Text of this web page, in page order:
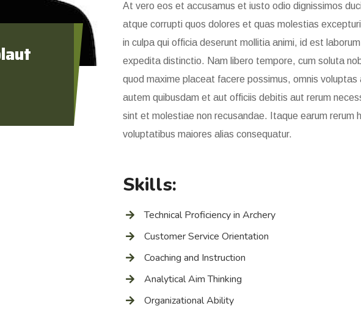
At vero eos et accusamus et iusto odio dignissimos
atque corrupti quos dolores et quas molestias
in culpa qui officia deserunt mollitia animi, id est
expedita distinctio. Nam libero tempore, cum soluta
quod maxime placeat facere possimus, omnis
autem quibusdam et aut officiis debitis aut rerum
sint et molestiae non recusandae. Itaque earum rerum
voluptatibus maiores alias consequatur.
Skills:
Technical Proficiency in Archery
Customer Service Orientation
Coaching and Instruction
Analytical Aim Thinking
Organizational Ability